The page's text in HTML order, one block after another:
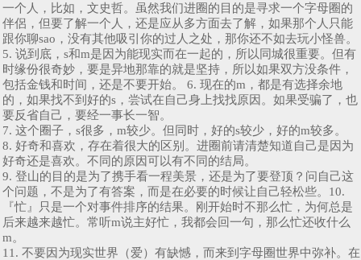
一个人，比如，文史哲。虽然我们进圈的目的是寻求一个字母圈的
伴侶，但要了解一个人，还是应从多方面去了解，如果那个人只能
跟你聊sao，没有其他吸引你的过人之处，那你还不如去玩小怪兽。
5. 说到底，s和m是因为能现实而在一起的，所以同城很重要。但有
时缘份很奇妙，要是异地那靠的就是坚持，所以如果双方没条件，
包括金钱和时间，还是不要开始。 6. 现在的m，都是有选择余地
的，如果找不到好的s，尝试在自己身上找找原因。如果受骗了，也
要反省自己，要经一事长一智。
7. 这个圈子，s很多，m较少。但同时，好的s较少，好的m较多。
8. 好奇和喜欢，存在着很大的区别。进圈前请清楚知道自己是因为
好奇还是喜欢。不同的原因可以有不同的结局。
9. 登山的目的是为了携手看一程美景，还是为了要登顶？问自己这
个问题，不是为了有答案，而是在必要的时候让自己轻松些。10.
『忙』只是一个对事件排序的结果。刚开始时不那么忙，为何总是
后来越来越忙。常听m说主好忙，我都会回一句，那么忙还收什么
m。
11. 不要因为现实世界（爱）有缺憾，而来到字母圈世界中弥补。在